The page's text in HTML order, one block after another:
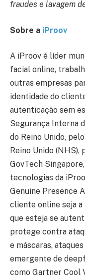
fraudes e lavagem
Sobre a iProov
A iProov é líder
facial online,
outras empresas
identidade do
autenticação sem
Segurança Interna
do Reino Unido,
Reino Unido
GovTech
tecnologias da
Genuine Presence
cliente online seja a
que esteja se
protege contra
e máscaras,
emergente de
como Gartner Cool